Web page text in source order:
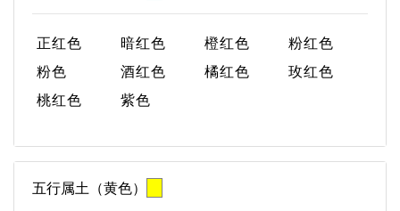
正红色 暗红色 橙红色
粉红色
粉色
酒红色 橘红色
玫红色
桃红色
紫色
五行属土（黄色）